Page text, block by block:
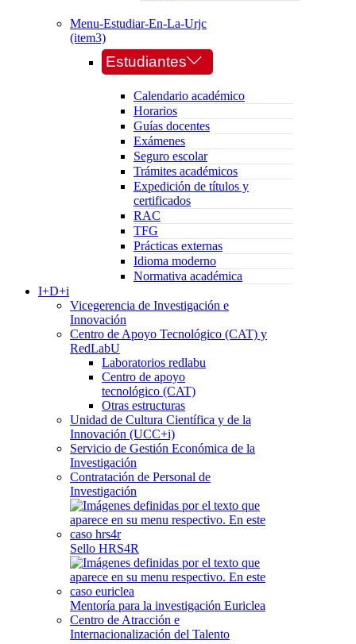
Menu-Estudiar-En-La-Urjc
(item3)
Estudiantes
Calendario académico
Horarios
Guías docentes
Exámenes
Seguro escolar
Trámites académicos
Expedición de títulos y
certificados
RAC
TFG
Prácticas externas
Idioma moderno
Normativa académica
I+D+i
Vicegerencia de Investigación e
Innovación
Centro de Apoyo Tecnológico (CAT) y
RedLabU
Laboratorios redlabu
Centro de apoyo
tecnológico (CAT)
Otras estructuras
Unidad de Cultura Científica y de la
Innovación (UCC+i)
Servicio de Gestión Económica de la
Investigación
Contratación de Personal de
Investigación
Sello HRS4R
Mentoría para la investigación Euriclea
Centro de Atracción e
Internacionalización del Talento